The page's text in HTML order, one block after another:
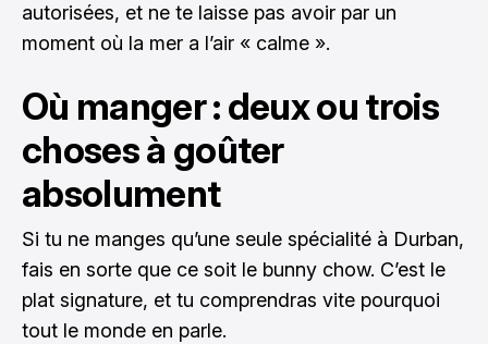
autorisées, et ne te laisse pas avoir par un
moment où la mer a l’air « calme ».
Où manger : deux ou trois
choses à goûter
absolument
Si tu ne manges qu’une seule spécialité à Durban,
fais en sorte que ce soit le bunny chow. C’est le
plat signature, et tu comprendras vite pourquoi
tout le monde en parle.